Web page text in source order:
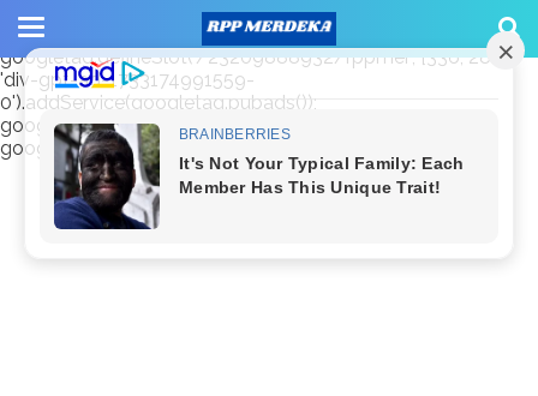
window.googletag = window.googletag || {cmd: []};
googletag.cmd.push(function() {
googletag.defineSlot('/23209888932/rppmer', [336, 280],
'div-gpt-ad-1733174991559-
0').addService(googletag.pubads());
googletag.pubads().enableSingleRequest();
googletag.enableServices(); });